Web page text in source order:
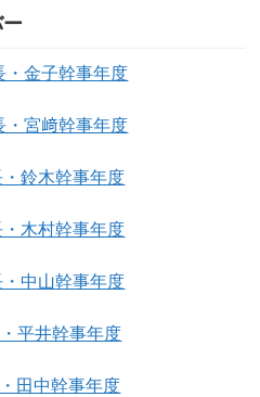
金子幹事年度
宮﨑幹事年度
鈴木幹事年度
木村幹事年度
中山幹事年度
平井幹事年度
田中幹事年度